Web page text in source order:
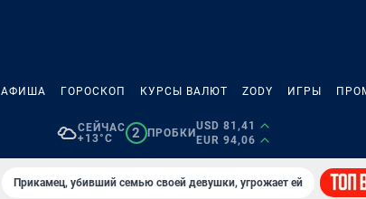
АФИША ГОРОСКОП КУРСЫ ВАЛЮТ ZODY ИГРЫ
СЕЙЧАС
+13°C
2 ПРОБКИ
USD 81,41
EUR 94,06
Прикамец, убивший семью своей девушки, угрожает ей